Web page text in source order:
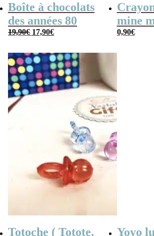
Boîte à chocolats
des années 80
19,90€ Le
prix
19,90€.
17,90€Le
prix
17,90€.
mine
0,90€
Totoche ( Totote,
Yoyo